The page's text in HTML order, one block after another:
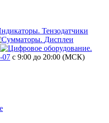
Тензодатчики
Дисплеи
07 с 9:00 до 20:00 (МСК)